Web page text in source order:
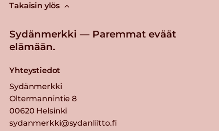
Takaisin ylös
Sydänmerkki — Paremmat eväät
elämään.
Yhteystiedot
Sydänmerkki
Oltermannintie 8
00620 Helsinki
sydanmerkki@sydanliitto.fi